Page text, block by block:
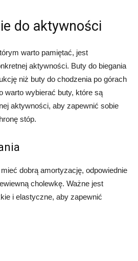
do aktywności
warto pamiętać, jest
aktywności. Buty do biegania
niż buty do chodzenia po górach
warto wybierać buty, które są
aktywności, aby zapewnić sobie
stóp.
dobrą amortyzację, odpowiednie
cholewkę. Ważne jest
i elastyczne, aby zapewnić